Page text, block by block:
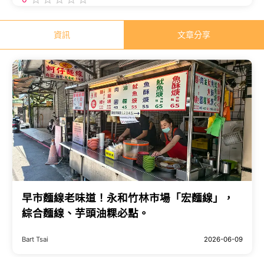
資訊 文章分享
早市麵線老味道！永和竹林市場「宏麵線」，
綜合麵線、芋頭油粿必點。
Bart Tsai 2026-06-09